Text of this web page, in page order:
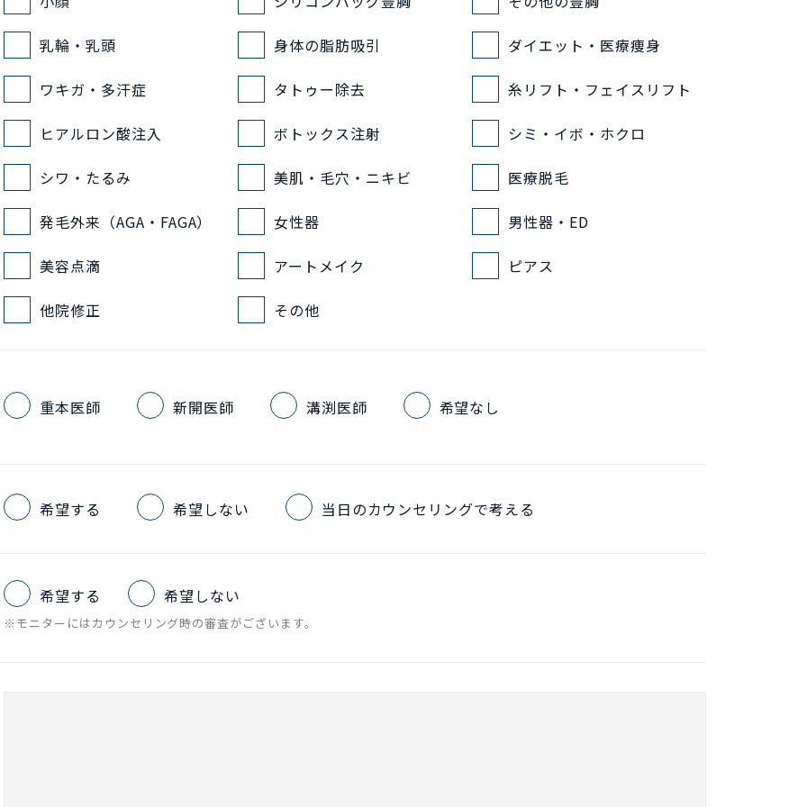
乳輪・乳頭 身体の脂肪吸引 ダイエット・医療痩身
ワキガ・多汗症 タトゥー除去 糸リフト・フェイスリフト
ヒアルロン酸注入 ボトックス注射 シミ・イボ・ホクロ
シワ・たるみ 美肌・毛穴・ニキビ 医療脱毛
発毛外来（AGA・FAGA） 女性器 男性器・ED
美容点滴 アートメイク ピアス
他院修正 その他
重本医師 新開医師 溝渕医師 希望なし
希望する 希望しない 当日のカウンセリングで考える
希望する 希望しない
※モニターにはカウンセリング時の審査がございます。